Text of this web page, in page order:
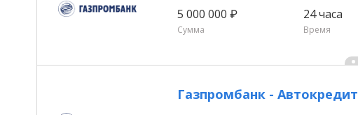
5 000 000 ₽
Сумма
24 часа
Время
Газпромбанк - Автокредит